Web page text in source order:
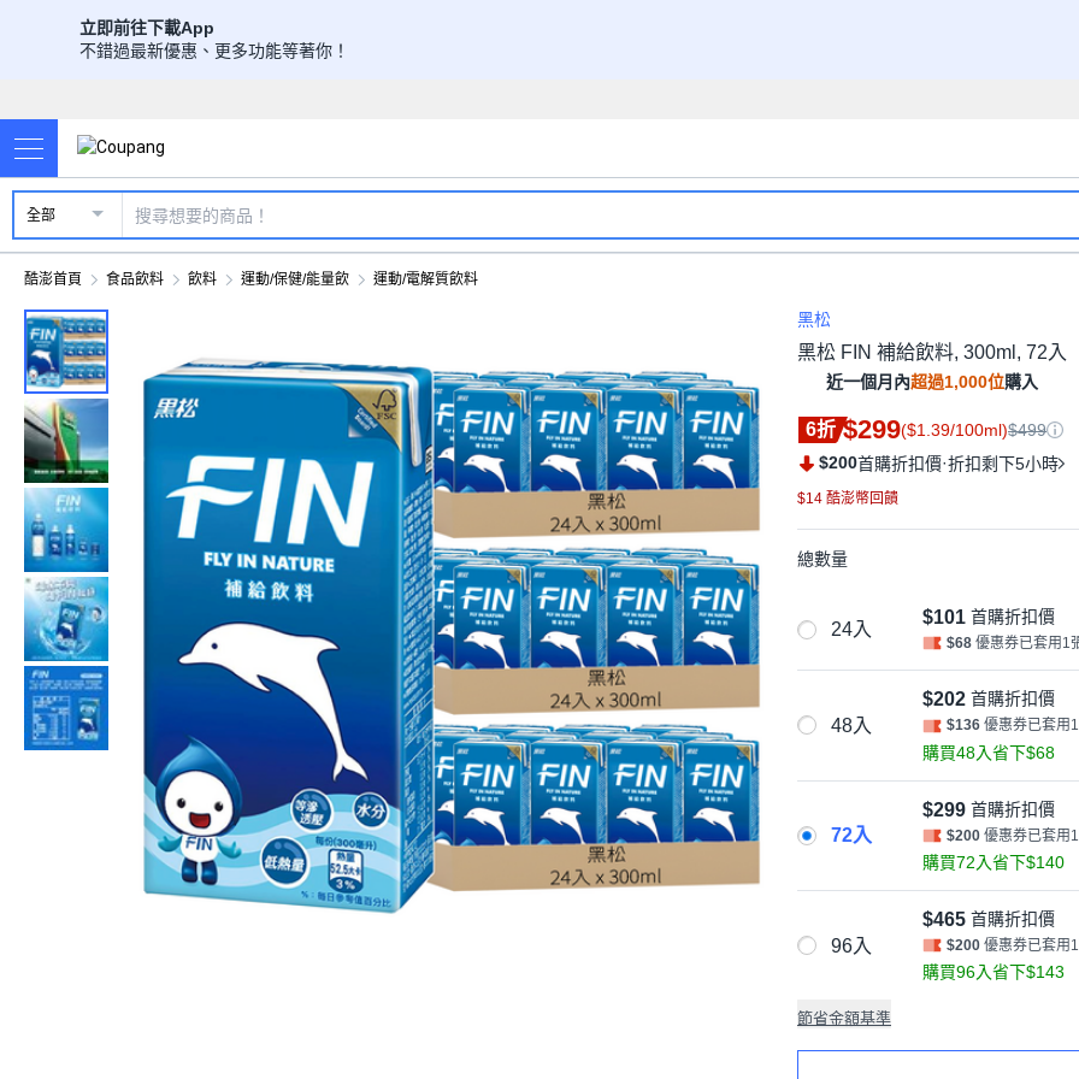
立即前往下載App
不錯過最新優惠、更多功能等著你！
全部
酷澎首頁 食品飲料 飲料 運動/保健/能量飲 運動/電解質飲料
黑松
黑松 FIN 補給飲料, 300ml, 72入
近一個月內超過1,000位購入
6折 $299($1.39/100ml)$499
$200首購折扣價·折扣剩下5小時
$14 酷澎幣回饋
總數量
24入
$101 首購折扣價
$68 優惠券已套用1
48入
$202 首購折扣價
$136 優惠券已套用
購買48入省下$68
72入
$299 首購折扣價
$200 優惠券已套用
購買72入省下$140
96入
$465 首購折扣價
$200 優惠券已套用
購買96入省下$143
節省金額基準